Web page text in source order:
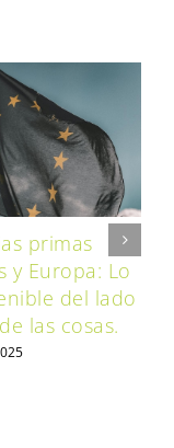
primas
y Europa: Lo
del lado
las cosas.